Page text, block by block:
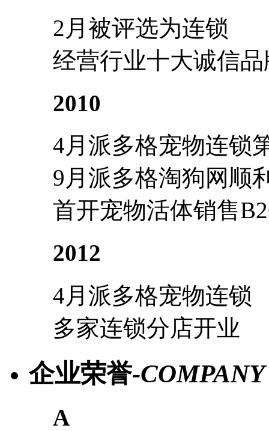
2月被评选为连锁
经营行业十大诚信品
2010
4月派多格宠物连锁
9月派多格淘狗网顺
首开宠物活体销售
2012
4月派多格宠物连锁
多家连锁分店开业
企业荣誉-
A